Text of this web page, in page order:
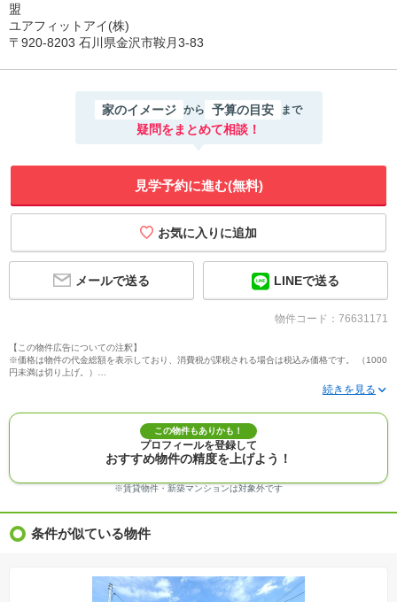
盟
ユアフィットアイ(株)
〒920-8203 石川県金沢市鞍月3-83
家のイメージ から 予算の目安 まで
疑問をまとめて相談！
見学予約に進む(無料)
メールで送る LINEで送る
物件コード：76631171
【この物件広告についての注釈】
※価格は物件の代金総額を表示しており、消費税が課税される場合は税込み価格です。 （1000
円未満は切り上げ。）
※写真に写っている、またはパース（絵）や間取り図に描かれている家具や車などは、特にコ
※建築条件付き土地価格には、建物価格は含まれません。
※物件情報は、原則として情報提供日の２日前に最終確認した情報です。
※完成予想図はいずれも外構、植栽、外観等実際のものとは多少異なることがあります。
※モデルルーム・モデルハウス・展示場・ショールームの画像の場合、今回販売の物件と異な
※ＣＧ合成の画像の場合、実際とは多少異なる場合があります。
※物件特徴：販売戸数が複数の物件は、全ての住戸に該当しない項目もあります。
※価格更新：物件価格が変更された日から１週間表示されます。
※建築条件土地の情報内に掲載されている、建物プラン例は、土地購入者の設計プランの参考
の一例であって、プランの採用可否は任意です。
この物件もありかも！
プロフィールを登録して
おすすめ物件の精度を上げよう！
※賃貸物件・新築マンションは対象外です
条件が似ている物件